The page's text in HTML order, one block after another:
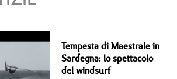
Tempesta di Maestrale in
Sardegna: lo spettacolo
del windsurf